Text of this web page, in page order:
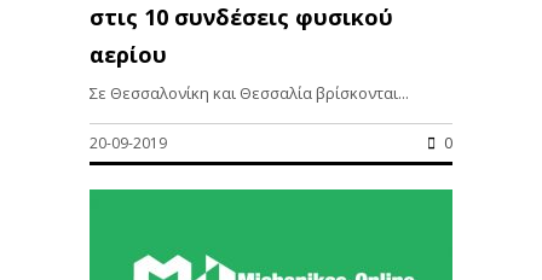
στις 10 συνδέσεις φυσικού
αερίου
Σε Θεσσαλονίκη και Θεσσαλία βρίσκονται...
20-09-2019 0